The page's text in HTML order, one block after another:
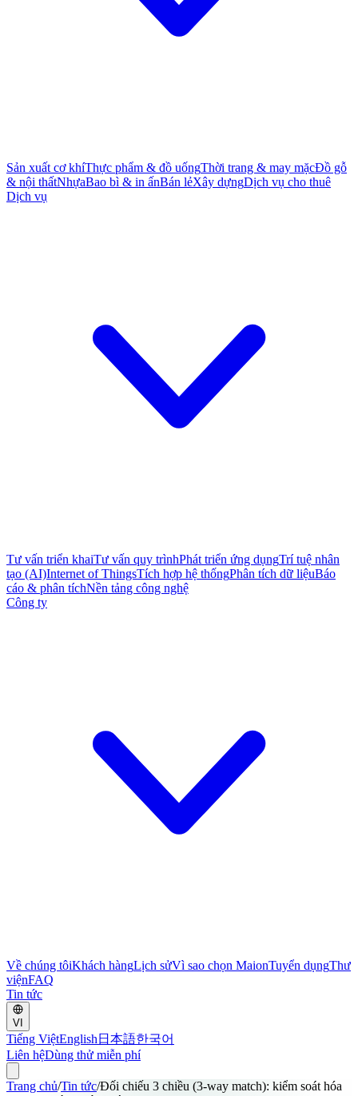
Sản xuất cơ khíThực phẩm & đồ uốngThời trang & may mặcĐồ gỗ
& nội thấtNhựaBao bì & in ấnBán lẻXây dựngDịch vụ cho thuê
Dịch vụ
Tư vấn triển khaiTư vấn quy trìnhPhát triển ứng dụngTrí tuệ nhân
tạo (AI)Internet of ThingsTích hợp hệ thốngPhân tích dữ liệuBáo
cáo & phân tíchNền tảng công nghệ
Công ty
Về chúng tôiKhách hàngLịch sửVì sao chọn MaionTuyển dụngThư
việnFAQ
Tin tức
VI
Tiếng ViệtEnglish 日本語한국어
Liên hệDùng thử miễn phí
Trang chủ/Tin tức/Đối chiếu 3 chiều (3-way match): kiểm soát hóa